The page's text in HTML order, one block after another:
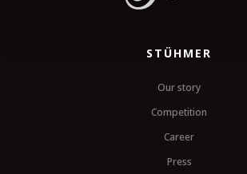
STÜHMER
Our story
Competition
Career
Press